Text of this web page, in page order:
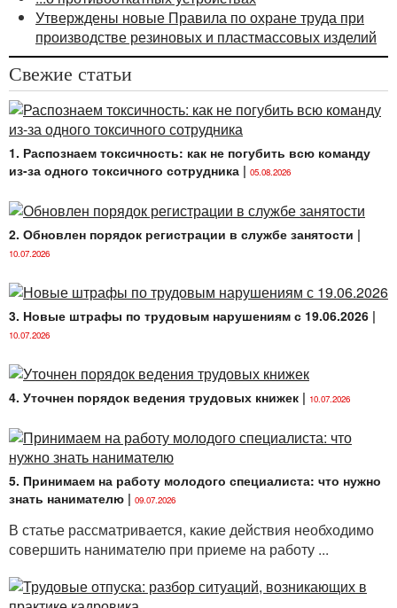
Утверждены новые Правила по охране труда при
производстве резиновых и пластмассовых изделий
Свежие статьи
1. Распознаем токсичность: как не погубить всю команду
из-за одного токсичного сотрудника | 05.08.2026
2. Обновлен порядок регистрации в службе занятости |
10.07.2026
3. Новые штрафы по трудовым нарушениям с 19.06.2026 |
10.07.2026
4. Уточнен порядок ведения трудовых книжек | 10.07.2026
5. Принимаем на работу молодого специалиста: что нужно
знать нанимателю | 09.07.2026
В статье рассматривается, какие действия необходимо
совершить нанимателю при приеме на работу ...